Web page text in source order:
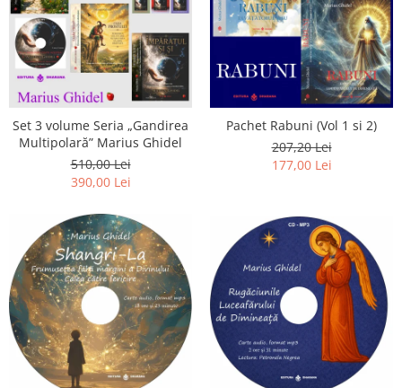
Set 3 volume Seria „Gandirea
Multipolară” Marius Ghidel
510,00 Lei
390,00 Lei
Pachet Rabuni (Vol 1 si 2)
207,20 Lei
177,00 Lei